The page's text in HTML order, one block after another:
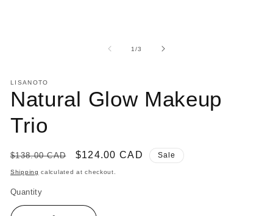
1/of
3
LISANOTO
Natural Glow Makeup
Trio
Regular
price
$138.00 CAD
Sale
price
$124.00 CAD Sale
Shipping calculated at checkout.
Quantity